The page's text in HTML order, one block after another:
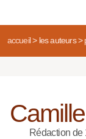
accueil> les auteurs>
Rédaction de